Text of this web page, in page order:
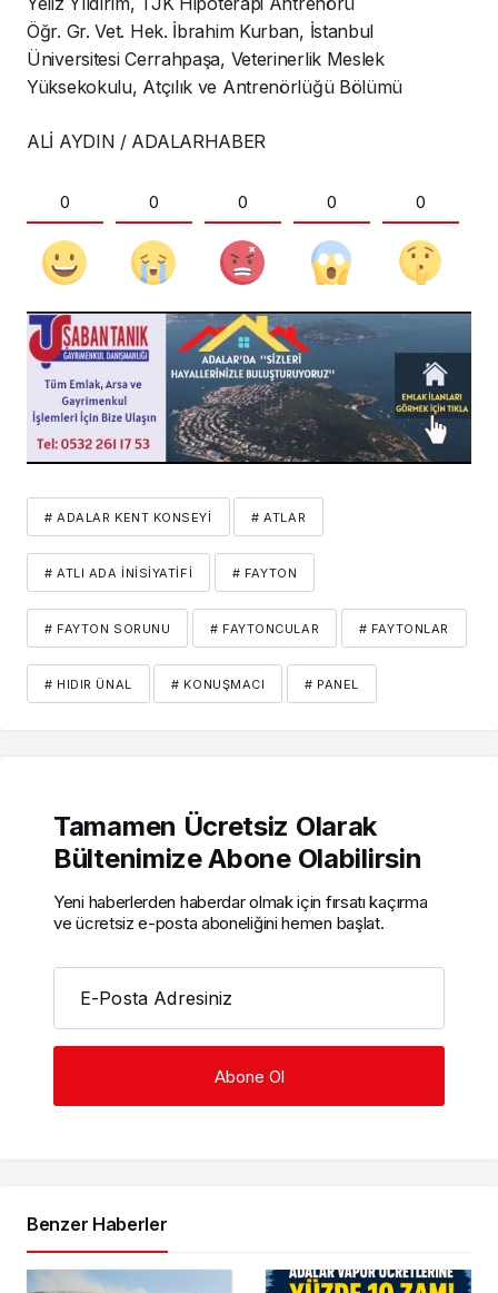
Öğr. Gr. Vet. Hek. İbrahim Kurban, İstanbul
Üniversitesi Cerrahpaşa, Veterinerlik Meslek
Yüksekokulu, Atçılık ve Antrenörlüğü Bölümü
ALİ AYDIN / ADALARHABER
0 0 0 0 0
# ADALAR KENT KONSEYI # ATLAR
# ATLI ADA İNISIYATIFI # FAYTON
# FAYTON SORUNU # FAYTONCULAR # FAYTONLAR
# HIDIR ÜNAL # KONUŞMACI # PANEL
Tamamen Ücretsiz Olarak
Bültenimize Abone Olabilirsin
Yeni haberlerden haberdar olmak için fırsatı kaçırma
ve ücretsiz e-posta aboneliğini hemen başlat.
E-Posta Adresiniz
Benzer Haberler